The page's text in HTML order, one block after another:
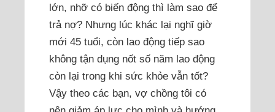
lớn, nhỡ có biến động thì làm sao để
trả nợ? Nhưng lúc khác lại nghĩ giờ
mới 45 tuổi, còn lao động tiếp sao
không tận dụng nốt số năm lao động
còn lại trong khi sức khỏe vẫn tốt?
Vậy theo các bạn, vợ chồng tôi có